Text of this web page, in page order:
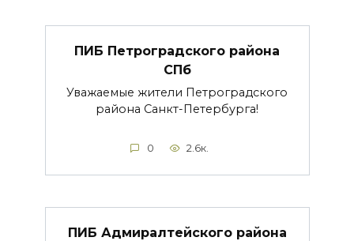
ПИБ Петроградского района
СПб
Уважаемые жители Петроградского
района Санкт-Петербурга!
0 2.6к.
ПИБ Адмиралтейского района